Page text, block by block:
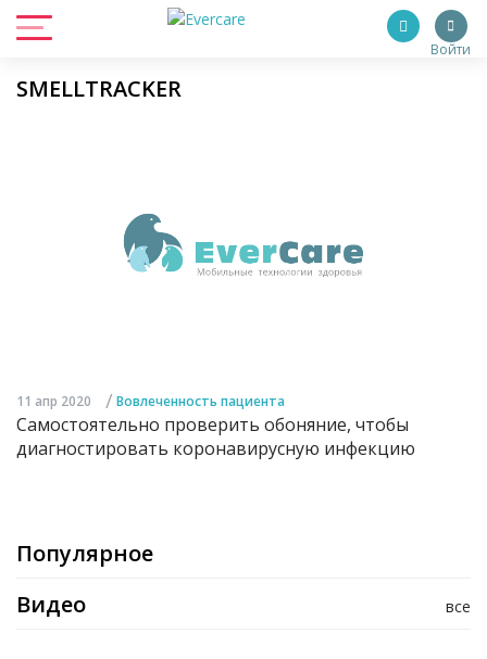
Войти
SMELLTRACKER
11 апр 2020 / Вовлеченность пациента
Самостоятельно проверить обоняние, чтобы
диагностировать коронавирусную инфекцию
Популярное
все
Видео